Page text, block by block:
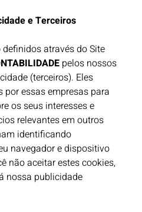
e Terceiros
através do Site
pelos nossos
(terceiros). Eles
por essas empresas para
os seus interesses e
relevantes em outros
identificando
navegador e dispositivo
não aceitar estes cookies,
nossa publicidade